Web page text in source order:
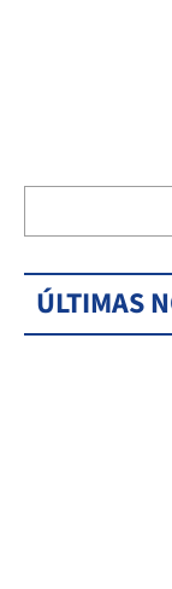
ÚLTIMAS